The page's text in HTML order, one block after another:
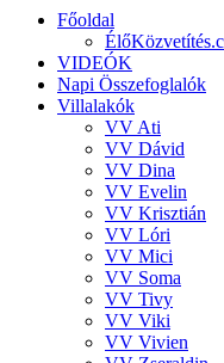
Főoldal
VIDEÓK
Napi Összefoglalók
Villalakók
VV Ati
VV Dávid
VV Dina
VV Evelin
VV Krisztián
VV Lóri
VV Mici
VV Soma
VV Tivy
VV Viki
VV Vivien